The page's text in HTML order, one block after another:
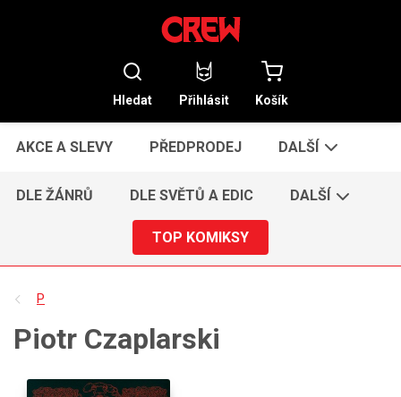
Hledat Přihlásit Košík
AKCE A SLEVY PŘEDPRODEJ DALŠÍ
DLE ŽÁNRŮ DLE SVĚTŮ A EDIC DALŠÍ
TOP KOMIKSY
P
Piotr Czaplarski